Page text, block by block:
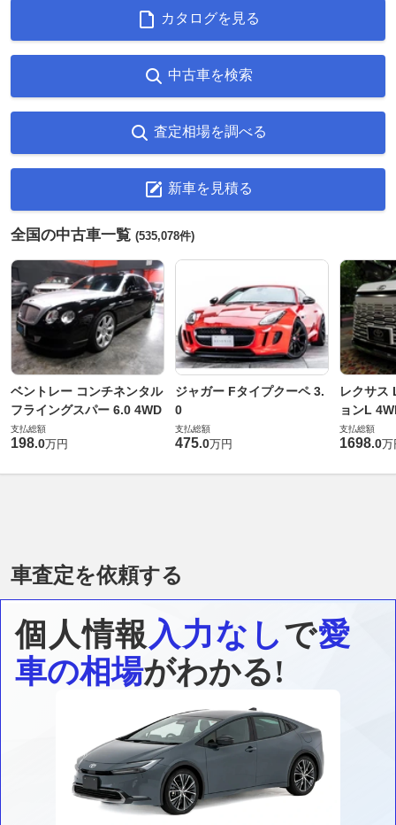
カタログを見る
中古車を検索
査定相場を調べる
新車を見積る
全国の中古車一覧 (535,078件)
ベントレー コンチネンタル
フライングスパー 6.0 4WD
支払総額
198.0万円
ジャガー Fタイプクーペ 3.
0
支払総額
475.0万円
レクサス
ョンL
支払総額
1698.0万
車査定を依頼する
個人情報入力なしで愛
車の相場がわかる!